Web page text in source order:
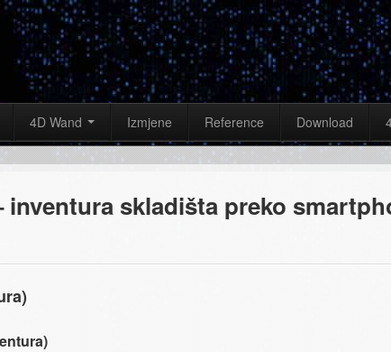
4D Wand Izmjene Reference Download
inventura skladišta preko